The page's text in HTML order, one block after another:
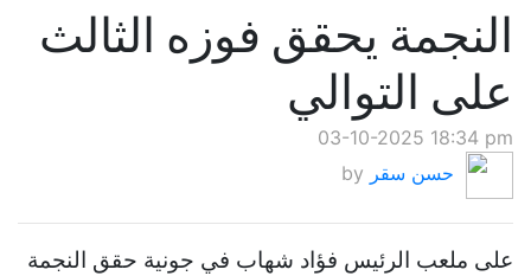
النجمة يحقق فوزه الثالث
على التوالي
03-10-2025 18:34 pm
by حسن سقر
على ملعب الرئيس فؤاد شهاب في جونية حقق النجمة